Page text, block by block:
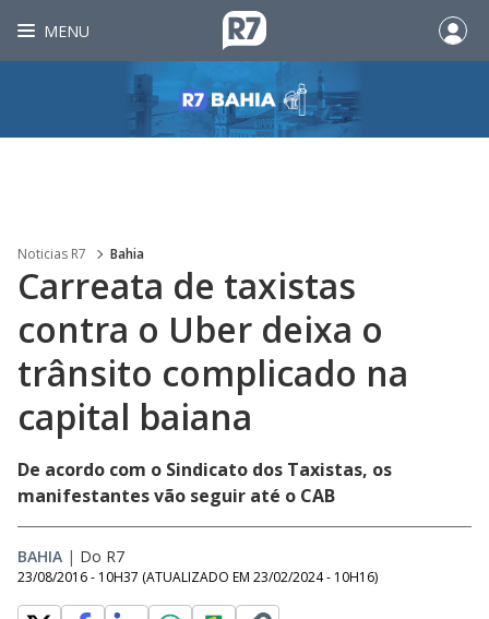
MENU
Noticias R7 Bahia
Carreata de taxistas
contra o Uber deixa o
trânsito complicado na
capital baiana
De acordo com o Sindicato dos Taxistas, os
manifestantes vão seguir até o CAB
BAHIA | Do R7
23/08/2016 - 10H37 (ATUALIZADO EM 23/02/2024 - 10H16)